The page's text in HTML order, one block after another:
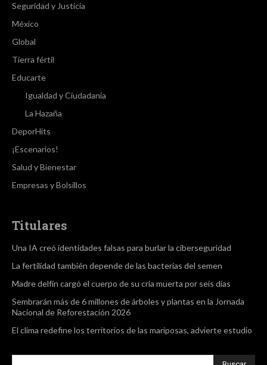
Seguridad y Justicia
México
Global
Tierra fértil
Educarte
Igualdad y Ciudadanía
La Hazaña
DeporHits
¡Escenarios!
Salud y Bienestar
Empresas y Bolsillos
Titulares
Una IA creó identidades falsas para burlar la ciberseguridad
La fertilidad también depende de las bacterias del semen
Madre delfín cargó el cuerpo de su cría muerta por seis días
Sembrarán más de 6 millones de árboles y plantas en la Jornada
Nacional de Reforestación 2026
El clima redefine los territorios de las mariposas, advierte estudio